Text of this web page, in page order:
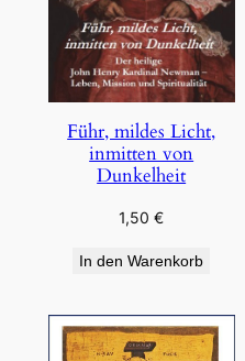
Führ, mildes Licht,
inmitten von
Dunkelheit
1,50€
In den Warenkorb